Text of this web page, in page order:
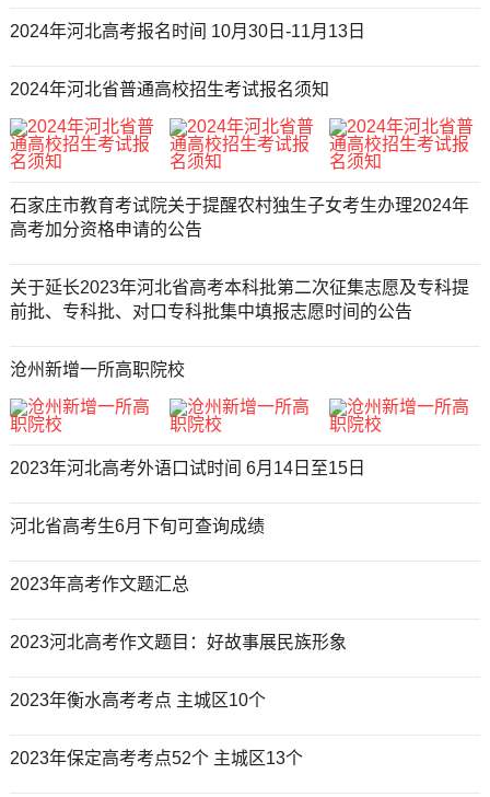
2024年河北高考报名时间 10月30日-11月13日
2024年河北省普通高校招生考试报名须知
石家庄市教育考试院关于提醒农村独生子女考生办理2024年
高考加分资格申请的公告
关于延长2023年河北省高考本科批第二次征集志愿及专科提
前批、专科批、对口专科批集中填报志愿时间的公告
沧州新增一所高职院校
2023年河北高考外语口试时间 6月14日至15日
河北省高考生6月下旬可查询成绩
2023年高考作文题汇总
2023河北高考作文题目：好故事展民族形象
2023年衡水高考考点 主城区10个
2023年保定高考考点52个 主城区13个